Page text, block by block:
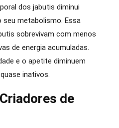
dos jabutis diminui
seu metabolismo. Essa
sobrevivam com menos
de energia acumuladas.
e o apetite diminuem
inativos.
de